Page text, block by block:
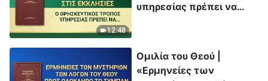
12:48
υπηρεσίας πρέπει να
Ομιλία του Θεού |
«Ερμηνείες των